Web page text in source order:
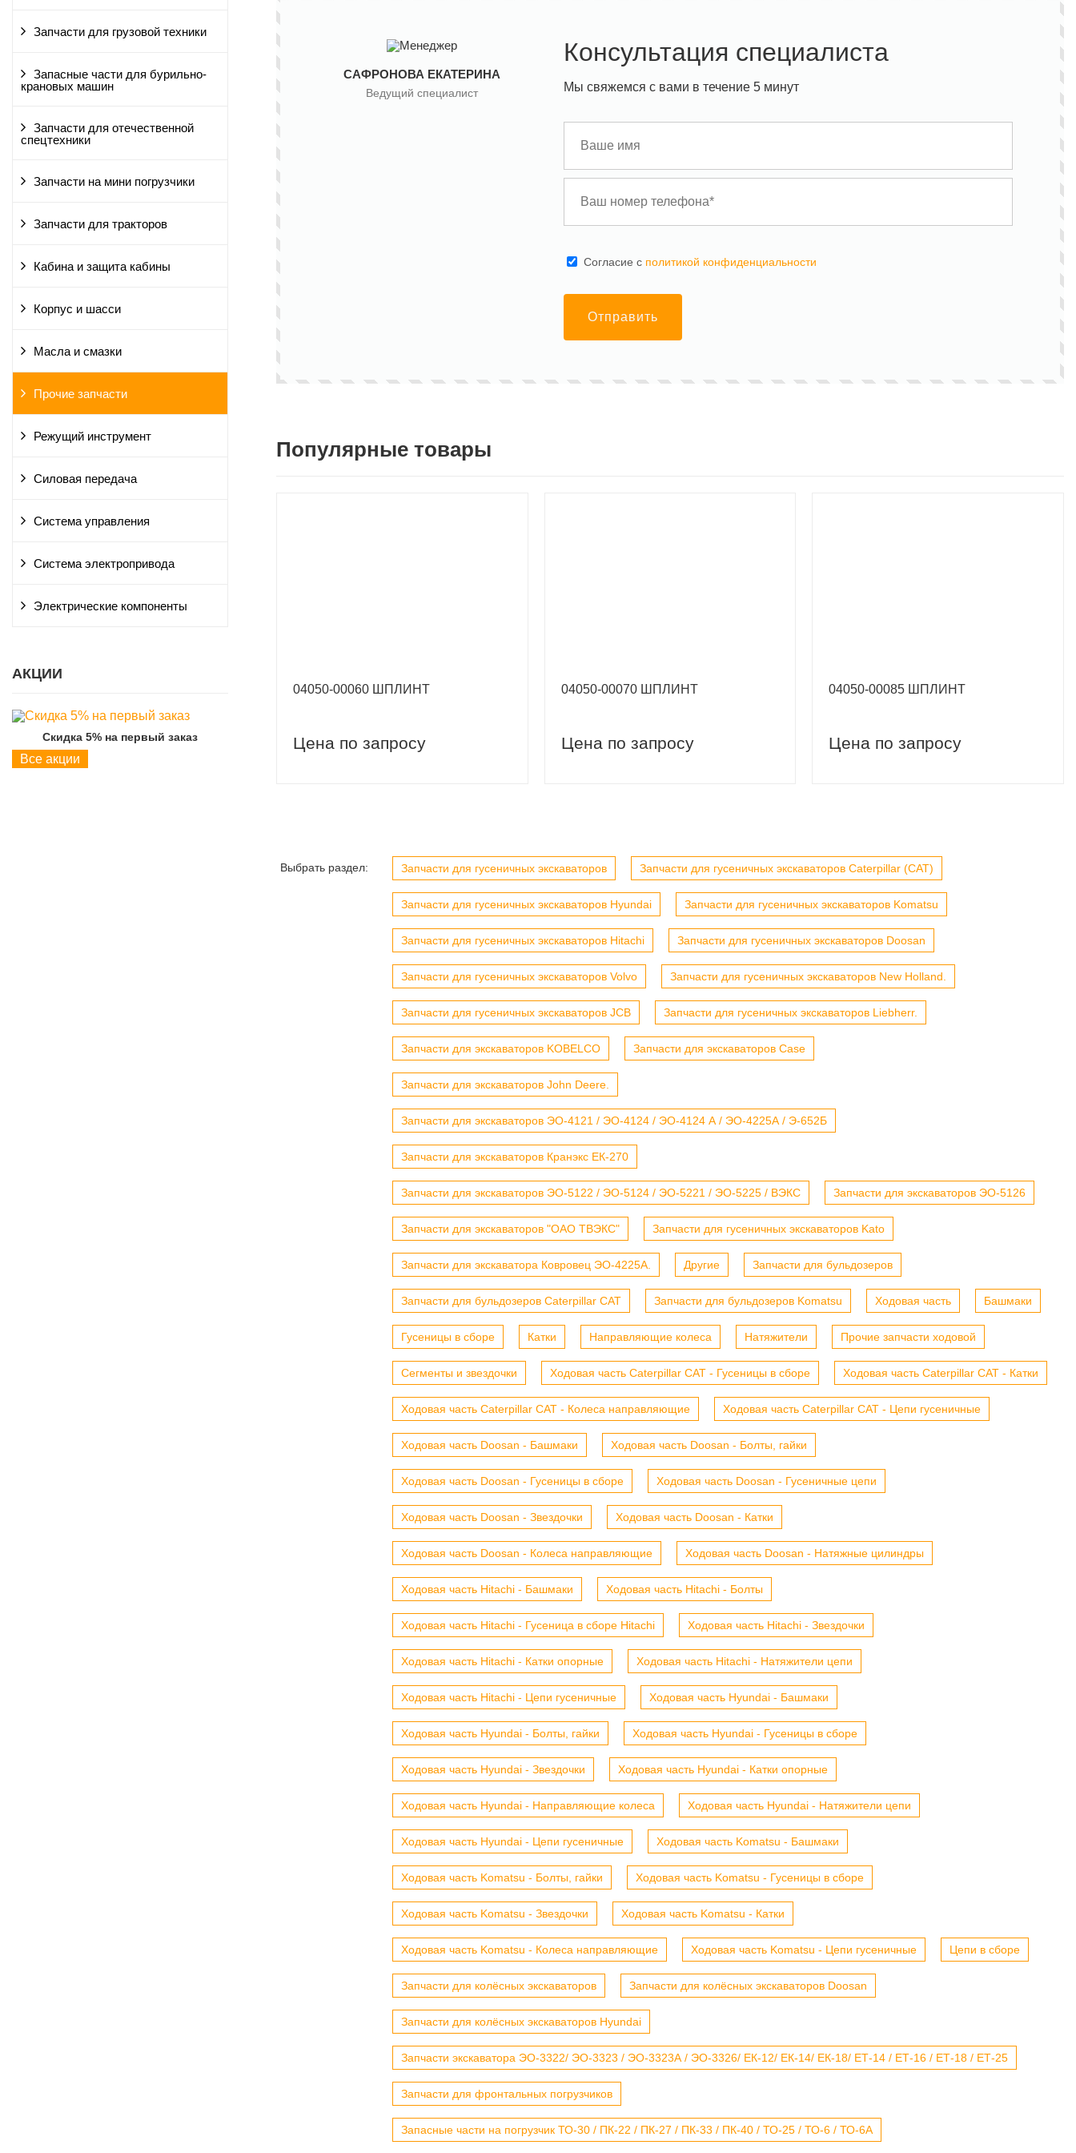
Запчасти для грузовой техники
Запасные части для бурильно-
крановых машин
Запчасти для отечественной
спецтехники
Запчасти на мини погрузчики
Запчасти для тракторов
Кабина и защита кабины
Корпус и шасси
Масла и смазки
Прочие запчасти
Режущий инструмент
Силовая передача
Система управления
Система электропривода
Электрические компоненты
АКЦИИ
Скидка 5% на первый заказ Скидка 5% на первый заказ Скидка 5% на первый заказ
Все акции
САФРОНОВА ЕКАТЕРИНА
Ведущий специалист
Консультация специалиста
Мы свяжемся с вами в течение 5 минут
Cогласие с политикой конфиденциальности
Отправить
Популярные товары
04050-00060 ШПЛИНТ
Цена по запросу
04050-00070 ШПЛИНТ
Цена по запросу
04050-00085 ШПЛИНТ
Цена по запросу
Выбрать раздел: Запчасти для гусеничных экскаваторов Запчасти для гусеничных экскаваторов Caterpillar (CAT)
Запчасти для гусеничных экскаваторов Hyundai Запчасти для гусеничных экскаваторов Komatsu
Запчасти для гусеничных экскаваторов Hitachi Запчасти для гусеничных экскаваторов Doosan
Запчасти для гусеничных экскаваторов Volvo Запчасти для гусеничных экскаваторов New Holland.
Запчасти для гусеничных экскаваторов JCB Запчасти для гусеничных экскаваторов Liebherr.
Запчасти для экскаваторов KOBELCO Запчасти для экскаваторов Case
Запчасти для экскаваторов John Deere.
Запчасти для экскаваторов ЭО-4121 / ЭО-4124 / ЭО-4124 А / ЭО-4225А / Э-652Б
Запчасти для экскаваторов Кранэкс ЕК-270
Запчасти для экскаваторов ЭО-5122 / ЭО-5124 / ЭО-5221 / ЭО-5225 / ВЭКС Запчасти для экскаваторов ЭО-5126
Запчасти для экскаваторов "ОАО ТВЭКС" Запчасти для гусеничных экскаваторов Kato
Запчасти для экскаватора Ковровец ЭО-4225А. Другие Запчасти для бульдозеров
Запчасти для бульдозеров Caterpillar CAT Запчасти для бульдозеров Komatsu Ходовая часть Башмаки
Гусеницы в сборе Катки Направляющие колеса Натяжители Прочие запчасти ходовой
Сегменты и звездочки Ходовая часть Caterpillar CAT - Гусеницы в сборе Ходовая часть Caterpillar CAT - Катки
Ходовая часть Caterpillar CAT - Колеса направляющие Ходовая часть Caterpillar CAT - Цепи гусеничные
Ходовая часть Doosan - Башмаки Ходовая часть Doosan - Болты, гайки
Ходовая часть Doosan - Гусеницы в сборе Ходовая часть Doosan - Гусеничные цепи
Ходовая часть Doosan - Звездочки Ходовая часть Doosan - Катки
Ходовая часть Doosan - Колеса направляющие Ходовая часть Doosan - Натяжные цилиндры
Ходовая часть Hitachi - Башмаки Ходовая часть Hitachi - Болты
Ходовая часть Hitachi - Гусеница в сборе Hitachi Ходовая часть Hitachi - Звездочки
Ходовая часть Hitachi - Катки опорные Ходовая часть Hitachi - Натяжители цепи
Ходовая часть Hitachi - Цепи гусеничные Ходовая часть Hyundai - Башмаки
Ходовая часть Hyundai - Болты, гайки Ходовая часть Hyundai - Гусеницы в сборе
Ходовая часть Hyundai - Звездочки Ходовая часть Hyundai - Катки опорные
Ходовая часть Hyundai - Направляющие колеса Ходовая часть Hyundai - Натяжители цепи
Ходовая часть Hyundai - Цепи гусеничные Ходовая часть Komatsu - Башмаки
Ходовая часть Komatsu - Болты, гайки Ходовая часть Komatsu - Гусеницы в сборе
Ходовая часть Komatsu - Звездочки Ходовая часть Komatsu - Катки
Ходовая часть Komatsu - Колеса направляющие Ходовая часть Komatsu - Цепи гусеничные Цепи в сборе
Запчасти для колёсных экскаваторов Запчасти для колёсных экскаваторов Doosan
Запчасти для колёсных экскаваторов Hyundai
Запчасти экскаватора ЭО-3322/ ЭО-3323 / ЭО-3323А / ЭО-3326/ ЕК-12/ ЕК-14/ ЕК-18/ ЕТ-14 / ЕТ-16 / ЕТ-18 / ЕТ-25
Запчасти для фронтальных погрузчиков
Запасные части на погрузчик ТО-30 / ПК-22 / ПК-27 / ПК-33 / ПК-40 / ТО-25 / ТО-6 / ТО-6А